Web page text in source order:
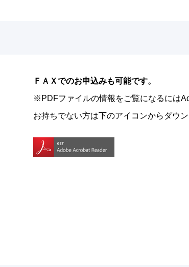
ＦＡＸでのお申込みも可能です。
※PDFファイルの情報をご覧になるには
お持ちでない方は下のアイコンからダウ